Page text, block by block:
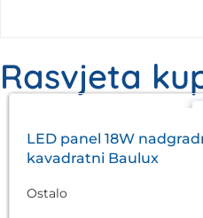
Rasvjeta
LED panel 18W
kavadratni Baulux
Ostalo